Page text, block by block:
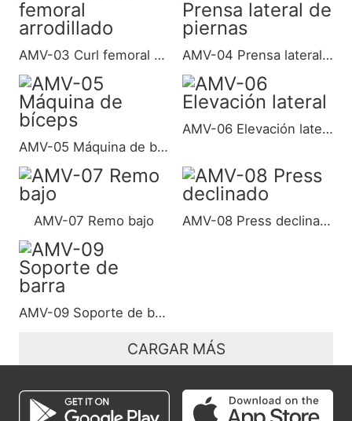
AMV-03 Curl femoral arrodillado AMV-04 Prensa lateral de piernas
AMV-05 Máquina de bíceps
AMV-06 Elevación lateral
AMV-07 Remo bajo AMV-08 Press declinado
AMV-09 Soporte de barra
CARGAR MÁS